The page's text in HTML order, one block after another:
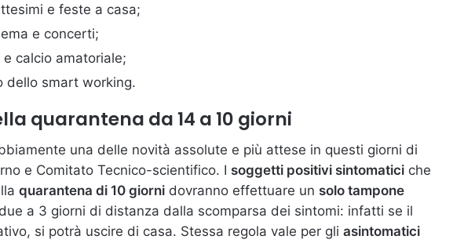
e feste a casa;
e concerti;
calcio amatoriale;
dello smart working.
quarantena da 14 a 10 giorni
una delle novità assolute e più attese in questi giorni di
e Comitato Tecnico-scientifico. I soggetti positivi sintomatici che
quarantena di 10 giorni dovranno effettuare un solo tampone
a 3 giorni di distanza dalla scomparsa dei sintomi: infatti se il
si potrà uscire di casa. Stessa regola vale per gli asintomatici